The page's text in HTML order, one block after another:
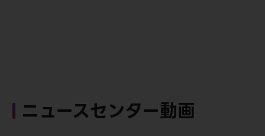
ニュースセンター動画